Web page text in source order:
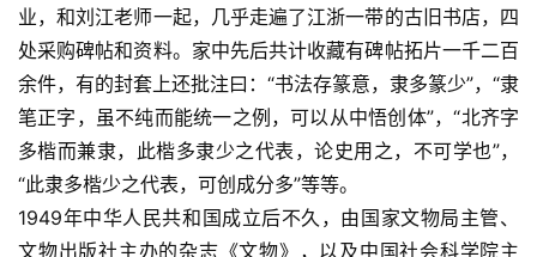
錯
的
繁
體
字
一
百
例
业，和刘江老师一起，几乎走遍了江浙一带的古旧书店，四
处采购碑帖和资料。家中先后共计收藏有碑帖拓片一千二百
余件，有的封套上还批注曰：“书法存篆意，隶多篆少”，“隶
笔正字，虽不纯而能统一之例，可以从中悟创体”，“北齐字
多楷而兼隶，此楷多隶少之代表，论史用之，不可学也”，
“此隶多楷少之代表，可创成分多”等等。
1949年中华人民共和国成立后不久，由国家文物局主管、
文物出版社主办的杂志《文物》，以及中国社会科学院主